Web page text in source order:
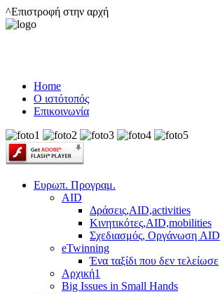
^Επιστροφή στην αρχή
Home
Ο ιστότοπός
Επικοινωνία
Ευρωπ. Προγραμ.
AID
Δράσεις,AID,activities
Κινητικότες,AID,mobilities
Σχεδιασμός, Οργάνωση AID
eTwinning
Ένα ταξίδι που δεν τελείωσε
Αρχική1
Big Issues in Small Hands